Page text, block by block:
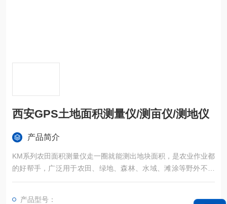
西安GPS土地面积测量仪/测亩仪/测地仪
产品简介
KM系列农田面积测量仪走一圈就能测出地块面积，是农业作业都
的好帮手，广泛用于农田、绿地、森林、水域、滩涂等野外不规
则区域面积的精确测量。
产品型号：